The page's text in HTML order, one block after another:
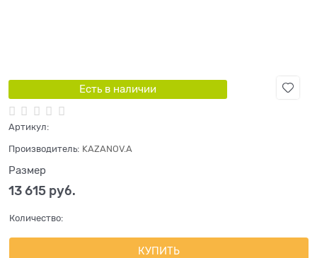
Есть в наличии
Артикул:
Производитель: KAZANOV.A
Размер
13 615 руб.
Количество:
КУПИТЬ